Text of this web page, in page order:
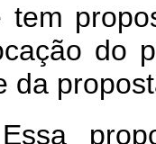
tem
do
da